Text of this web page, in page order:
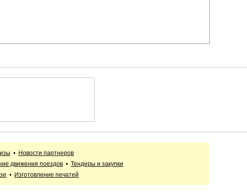
• Новости партнеров
движения поездов • Тендеры и закупки
• Изготовление печатей